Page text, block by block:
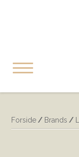
Forside / Brands /